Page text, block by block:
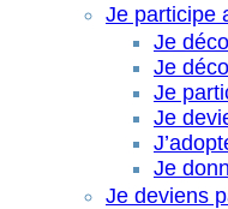
Je participe
Je
Je
Je
Je
Je
Je deviens